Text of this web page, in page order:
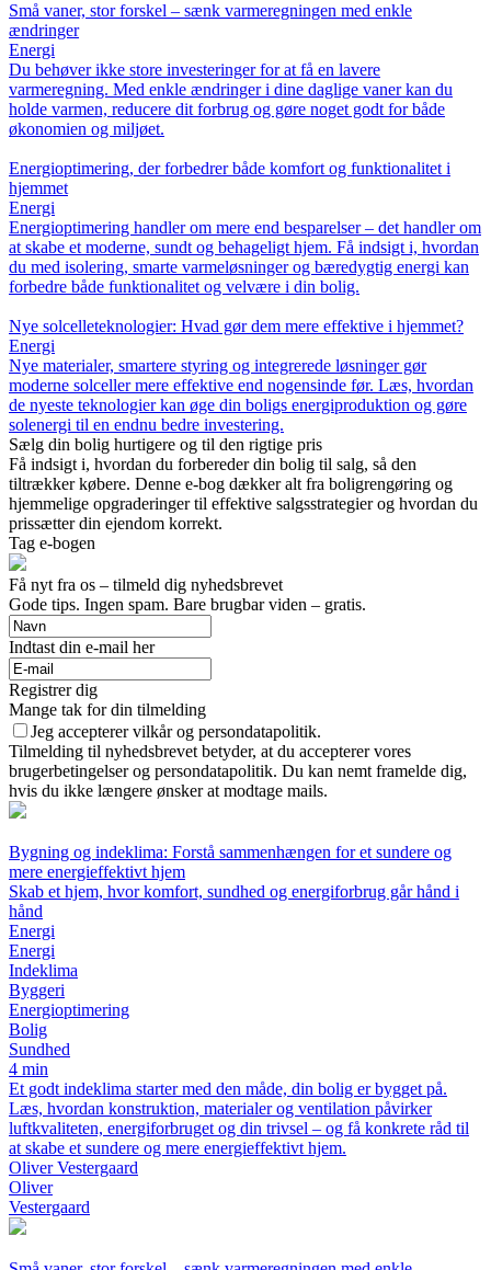
Små vaner, stor forskel – sænk varmeregningen med enkle
ændringer
Energi
Du behøver ikke store investeringer for at få en lavere
varmeregning. Med enkle ændringer i dine daglige vaner kan du
holde varmen, reducere dit forbrug og gøre noget godt for både
økonomien og miljøet.
Energioptimering, der forbedrer både komfort og funktionalitet i
hjemmet
Energi
Energioptimering handler om mere end besparelser – det handler om
at skabe et moderne, sundt og behageligt hjem. Få indsigt i, hvordan
du med isolering, smarte varmeløsninger og bæredygtig energi kan
forbedre både funktionalitet og velvære i din bolig.
Nye solcelleteknologier: Hvad gør dem mere effektive i hjemmet?
Energi
Nye materialer, smartere styring og integrerede løsninger gør
moderne solceller mere effektive end nogensinde før. Læs, hvordan
de nyeste teknologier kan øge din boligs energiproduktion og gøre
solenergi til en endnu bedre investering.
Sælg din bolig hurtigere og til den rigtige pris
Få indsigt i, hvordan du forbereder din bolig til salg, så den
tiltrækker købere. Denne e-bog dækker alt fra boligrengøring og
hjemmelige opgraderinger til effektive salgsstrategier og hvordan du
prissætter din ejendom korrekt.
Tag e-bogen
Få nyt fra os – tilmeld dig nyhedsbrevet
Gode tips. Ingen spam. Bare brugbar viden – gratis.
Indtast din e-mail her
Registrer dig
Mange tak for din tilmelding
Jeg accepterer vilkår og persondatapolitik.
Tilmelding til nyhedsbrevet betyder, at du accepterer vores
brugerbetingelser og persondatapolitik. Du kan nemt framelde dig,
hvis du ikke længere ønsker at modtage mails.
Bygning og indeklima: Forstå sammenhængen for et sundere og
mere energieffektivt hjem
Skab et hjem, hvor komfort, sundhed og energiforbrug går hånd i
hånd
Energi
Energi
Indeklima
Byggeri
Energioptimering
Bolig
Sundhed
4 min
Et godt indeklima starter med den måde, din bolig er bygget på.
Læs, hvordan konstruktion, materialer og ventilation påvirker
luftkvaliteten, energiforbruget og din trivsel – og få konkrete råd til
at skabe et sundere og mere energieffektivt hjem.
Oliver Vestergaard
Oliver
Vestergaard